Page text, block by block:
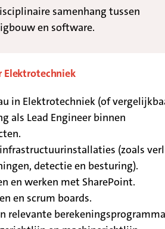
samenhang tussen
en software.
Elektrotechniek
in Elektrotechniek (of
als Lead Engineer binnen
(zoals
detectie en besturing).
en werken met SharePoint.
en scrum boards.
relevante